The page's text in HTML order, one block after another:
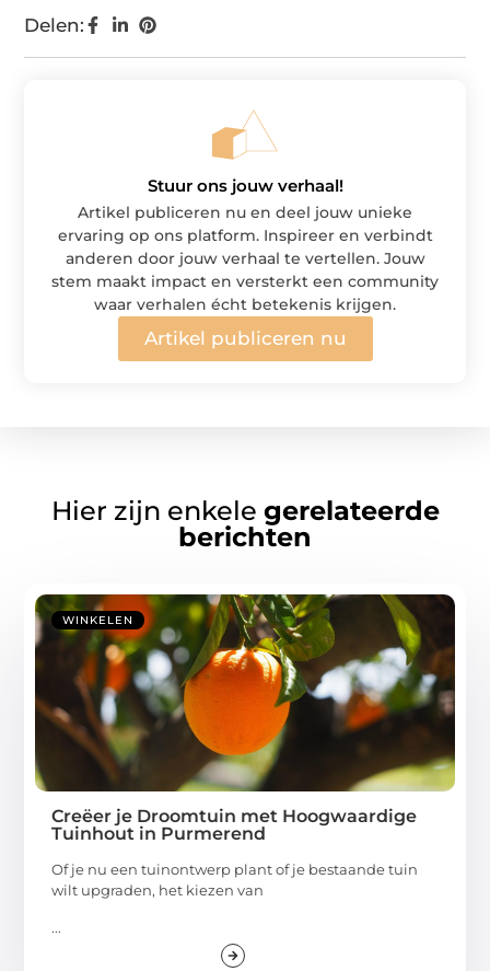
Delen:
Stuur ons jouw verhaal!
Artikel publiceren nu en deel jouw unieke
ervaring op ons platform. Inspireer en verbindt
anderen door jouw verhaal te vertellen. Jouw
stem maakt impact en versterkt een community
waar verhalen écht betekenis krijgen.
Artikel publiceren nu
Hier zijn enkele gerelateerde
berichten
WINKELEN
Creëer je Droomtuin met Hoogwaardige
Tuinhout in Purmerend
Of je nu een tuinontwerp plant of je bestaande tuin
wilt upgraden, het kiezen van
...